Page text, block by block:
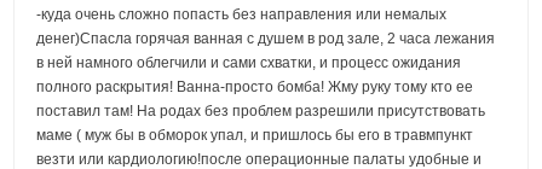
-куда очень сложно попасть без направления или немалых
денег)Спасла горячая ванная с душем в род зале, 2 часа лежания
в ней намного облегчили и сами схватки, и процесс ожидания
полного раскрытия! Ванна-просто бомба! Жму руку тому кто ее
поставил там! На родах без проблем разрешили присутствовать
маме ( муж бы в обморок упал, и пришлось бы его в травмпункт
везти или кардиологию!после операционные палаты удобные и